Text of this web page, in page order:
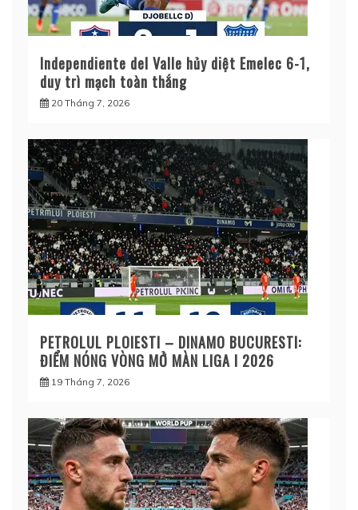
Independiente del Valle hủy diệt Emelec 6-1,
duy trì mạch toàn thắng
20 Tháng 7, 2026
PETROLUL PLOIESTI – DINAMO BUCURESTI:
ĐIỂM NÓNG VÒNG MỞ MÀN LIGA I 2026
19 Tháng 7, 2026